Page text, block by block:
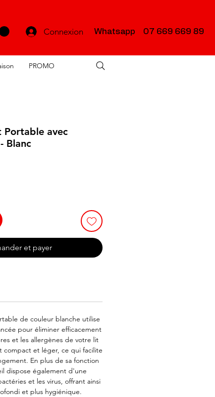
Connexion Whatsapp 07 669 669 89
PROMO
avec
Blanc
et payer
de couleur blanche utilise
pour éliminer efficacement
et les allergènes de votre lit
compact et léger, ce qui facilite
En plus de sa fonction
dispose également d'une
et les virus, offrant ainsi
et plus hygiénique.